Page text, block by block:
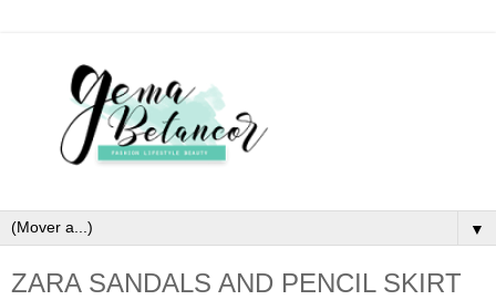
▼
ZARA SANDALS AND PENCIL SKIRT